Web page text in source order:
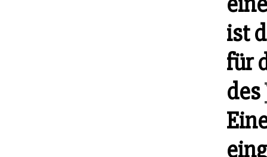
ist
für
des